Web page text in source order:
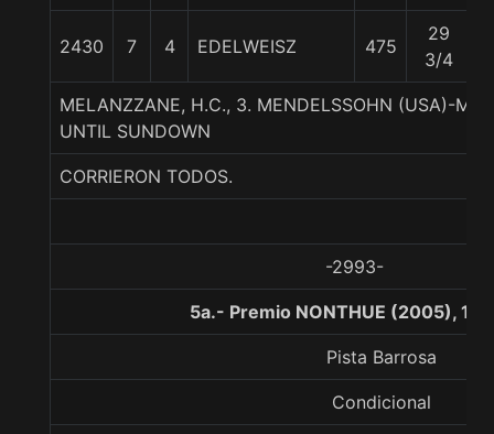
2430 7 4 EDELWEISZ 475
29
3/4
MELANZZANE, H.C., 3. MENDELSSOHN (USA)-
UNTIL SUNDOWN
CORRIERON TODOS.
-2993-
5a.- Premio NONTHUE (2005),
Pista Barrosa
Condicional